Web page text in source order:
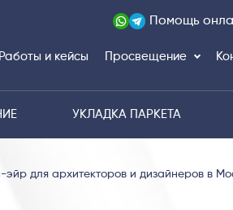
Работы и кейсы Просвещение
Помощь
УКЛАДКА ПАРКЕТА
эйр для архитекторов и дизайнеров в